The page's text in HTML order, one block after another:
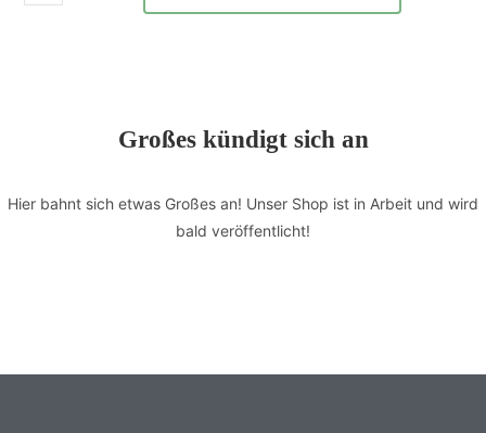
Großes kündigt sich an
Hier bahnt sich etwas Großes an! Unser Shop ist in Arbeit und wird
bald veröffentlicht!